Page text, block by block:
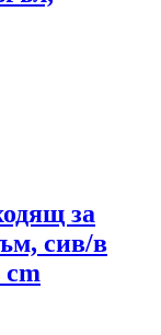
за
сив/в
cm